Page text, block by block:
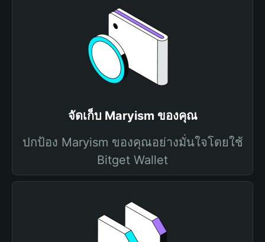
จัดเก็บ Maryism ของคุณ
ปกป้อง Maryism ของคุณอย่างมั่นใจโดยใช้
Bitget Wallet